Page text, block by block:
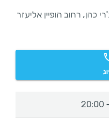
כהן, רחוב הופיין אליעזר
-
20:00